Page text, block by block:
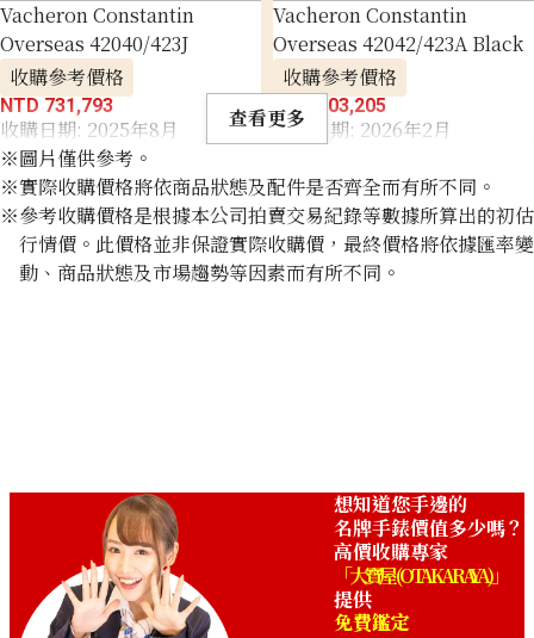
Vacheron Constantin
Overseas 42040/423J
收購參考價格
NTD 731,793
收購日期: 2025年8月
Vacheron Constantin
Overseas 42042/423A Black
收購參考價格
NTD 303,205
收購日期: 2026年2月
查看更多
※圖片僅供參考。
※實際收購價格將依商品狀態及配件是否齊全而有所不同。
※參考收購價格是根據本公司拍賣交易紀錄等數據所算出的初估
行情價。此價格並非保證實際收購價，最終價格將依據匯率變
動、商品狀態及市場趨勢等因素而有所不同。
想知道您手邊的
名牌手錶價值多少嗎？
高價收購專家
「大寶屋 (OTAKARAYA)」
提供
免費鑑定